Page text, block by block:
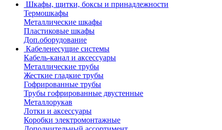
Шкафы, щитки, боксы и принадлежности
Термошкафы
Металлические шкафы
Пластиковые шкафы
Доп.оборудование
Кабеленесущие системы
Кабель-канал и аксессуары
Металлические трубы
Жесткие гладкие трубы
Гофрированные трубы
Трубы гофрированные двустенные
Металлорукав
Лотки и аксессуары
Коробки электромонтажные